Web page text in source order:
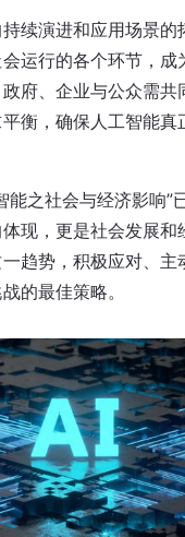
续演进和应用场景的
运行的各个环节，成
府、企业与公众需共
衡，确保人工智能真
能之社会与经济影响”
现，更是社会发展和
趋势，积极应对、主
的最佳策略。